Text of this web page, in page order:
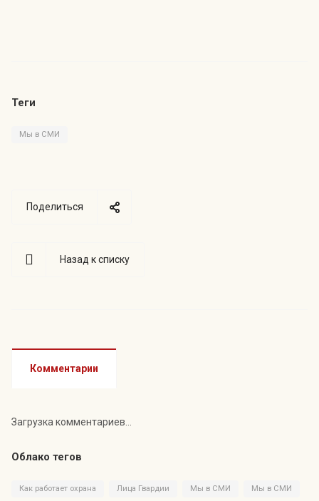
Теги
Мы в СМИ
Поделиться
Назад к списку
Комментарии
Загрузка комментариев...
Облако тегов
Как работает охрана Лица Гвардии Мы в СМИ Мы в СМИ